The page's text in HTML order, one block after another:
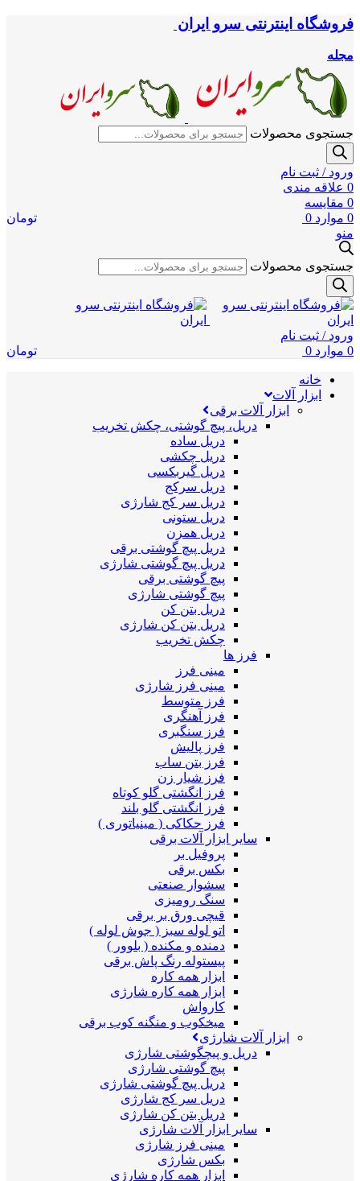
فروشگاه اینترنتی سرو ایران
مجله
جستجوی محصولات
ورود / ثبت نام
0 علاقه مندی
0 مقایسه
0 موارد 0
تومان
منو
جستجوی محصولات
ورود / ثبت نام
0 موارد 0 تومان
خانه
ابزار آلات
ابزار آلات برقی
دریل، پیچ گوشتی، چکش تخریب
دریل ساده
دریل چکشی
دریل گیربکسی
دریل سرکج
دریل سر کج شارژی
دریل ستونی
دریل همزن
دریل پیچ گوشتی برقی
دریل پیچ گوشتی شارژی
پیچ گوشتی برقی
پیچ گوشتی شارژی
دریل بتن کن
دریل بتن کن شارژی
چکش تخریب
فرز ها
مینی فرز
مینی فرز شارژی
فرز متوسط
فرز آهنگری
فرز سنگبری
فرز پالیش
فرز بتن ساب
فرز شیار زن
فرز انگشتی گلو کوتاه
فرز انگشتی گلو بلند
فرز حکاکی ( مینیاتوری )
سایر ابزار آلات برقی
پروفیل بر
بکس برقی
سشوار صنعتی
سنگ رومیزی
قیچی ورق بر برقی
اتو لوله سبز ( جوش لوله )
دمنده و مکنده ( بلوور )
پیستوله رنگ پاش برقی
ابزار همه کاره
ابزار همه کاره شارژی
کارواش
میخکوب و منگنه کوب برقی
ابزار آلات شارژی
دریل و پیچگوشتی شارژی
پیچ گوشتی شارژی
دریل پیچ گوشتی شارژی
دریل سر کج شارژی
دریل بتن کن شارژی
سایر ابزار آلات شارژی
مینی فرز شارژی
بکس شارژی
ابزار همه کاره شارژی